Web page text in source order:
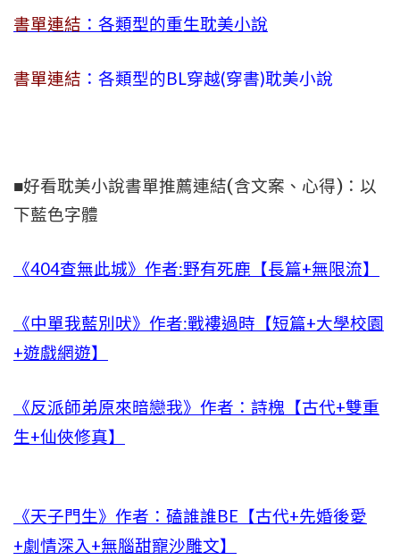
書單連結 ：各類型的重生耽美小說
書單連結 ：各類型的BL穿越(穿書)耽美小說
■好看耽美小說書單推薦連結(含文案、心得)：以
下藍色字體
《404查無此城》作者:野有死鹿【長篇+無限流】
《中單我藍別吠》作者:戰褸過時【短篇+大學校園
+遊戲網遊】
《反派師弟原來暗戀我》作者：詩槐【古代+雙重
生+仙俠修真】
《天子門生》作者：磕誰誰BE【古代+先婚後愛
+劇情深入+無腦甜寵沙雕文】